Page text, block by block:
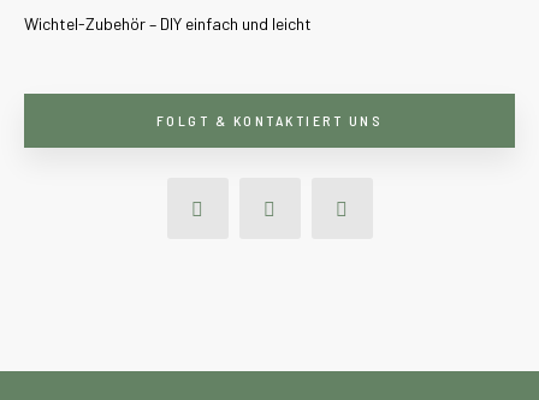
Wichtel-Zubehör – DIY einfach und leicht
FOLGT & KONTAKTIERT UNS